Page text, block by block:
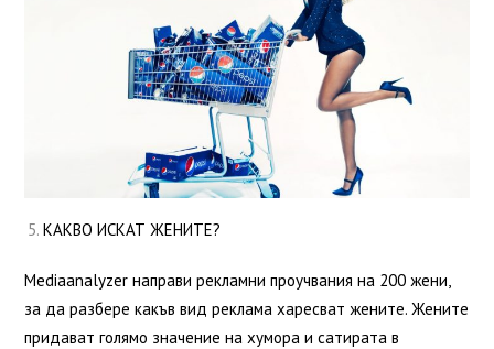
КАКВО ИСКАТ ЖЕНИТЕ?
Mediaanalyzer направи рекламни проучвания на 200 жени,
за да разбере какъв вид реклама харесват жените. Жените
придават голямо значение на хумора и сатирата в